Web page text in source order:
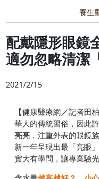
養生
配戴隱形眼
適勿忽略清潔
2021/2/15
【健康醫療網／記者田
華人的傳統習俗，因此
亮亮，注重外表的眼鏡
新一年呈現出最「亮眼
實大有學問，讓專業驗光